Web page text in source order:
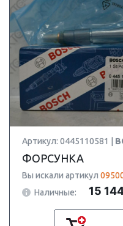
Артикул: 0445110581 |
ФОРСУНКА
Вы искали артикул
Наличные:
15